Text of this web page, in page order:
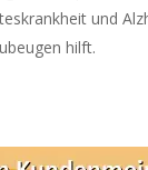
und
hilft.